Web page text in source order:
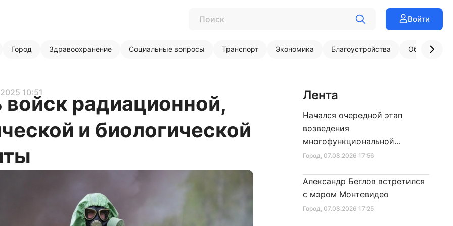
Войти
Город Здравоохранение Социальные вопросы Транспорт Экономика Благоустройства
10:51
радиационной,
и биологической
Лента
Город, 07.08.2026 17:56
Начался очередной этап
возведения
многофункциональной
площадки центра спорта
Город, 07.08.2026 17:25
Александр Беглов встретился
с мэром Монтевидео